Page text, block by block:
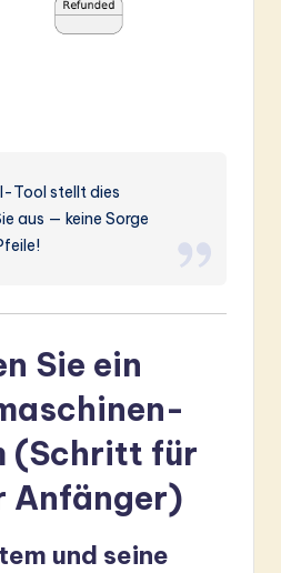
Tool stellt dies
aus — keine Sorge
Sie ein
(Schritt für
Anfänger)
und seine